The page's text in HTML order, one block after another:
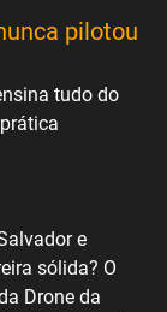
pilotou
tudo do
e
sólida? O
Drone da